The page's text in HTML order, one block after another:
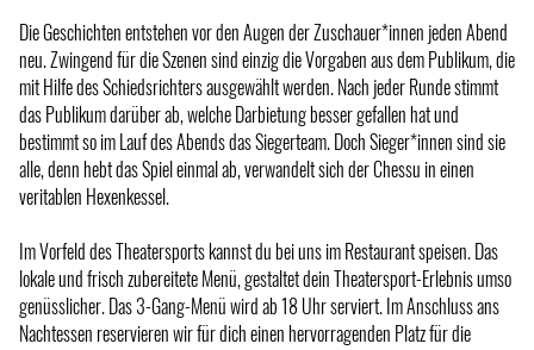
Die Geschichten entstehen vor den Augen der Zuschauer*innen jeden Abend
neu. Zwingend für die Szenen sind einzig die Vorgaben aus dem Publikum, die
mit Hilfe des Schiedsrichters ausgewählt werden. Nach jeder Runde stimmt
das Publikum darüber ab, welche Darbietung besser gefallen hat und
bestimmt so im Lauf des Abends das Siegerteam. Doch Sieger*innen sind sie
alle, denn hebt das Spiel einmal ab, verwandelt sich der Chessu in einen
veritablen Hexenkessel.
Im Vorfeld des Theatersports kannst du bei uns im Restaurant speisen. Das
lokale und frisch zubereitete Menü, gestaltet dein Theatersport-Erlebnis umso
genüsslicher. Das 3-Gang-Menü wird ab 18 Uhr serviert. Im Anschluss ans
Nachtessen reservieren wir für dich einen hervorragenden Platz für die